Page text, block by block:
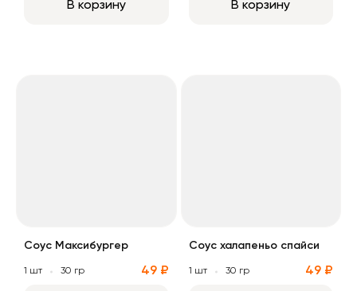
В корзину В корзину
Соус Максибургер
1 шт 30 гр 49 ₽
Соус халапеньо спайси
1 шт 30 гр 49 ₽